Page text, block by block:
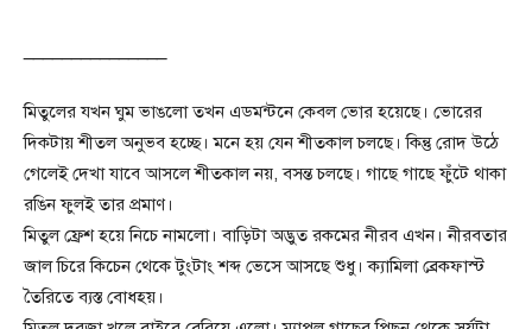
মিতুলের যখন ঘুম ভাঙলো তখন এডমন্টনে কেবল ভোর হয়েছে। ভোরের
দিকটায় শীতল অনুভব হচ্ছে। মনে হয় যেন শীতকাল চলছে। কিন্তু রোদ উঠে
গেলেই দেখা যাবে আসলে শীতকাল নয়, বসন্ত চলছে। গাছে গাছে ফুঁটে থাকা
রঙিন ফুলই তার প্রমাণ।
মিতুল ফ্রেশ হয়ে নিচে নামলো। বাড়িটা অদ্ভুত রকমের নীরব এখন। নীরবতার
জাল চিরে কিচেন থেকে টুংটাং শব্দ ভেসে আসছে শুধু। ক্যামিলা ব্রেকফাস্ট
তৈরিতে ব্যস্ত বোধহয়।